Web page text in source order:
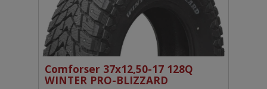
Comforser 37x12,50-17 128Q
WINTER PRO-BLIZZARD